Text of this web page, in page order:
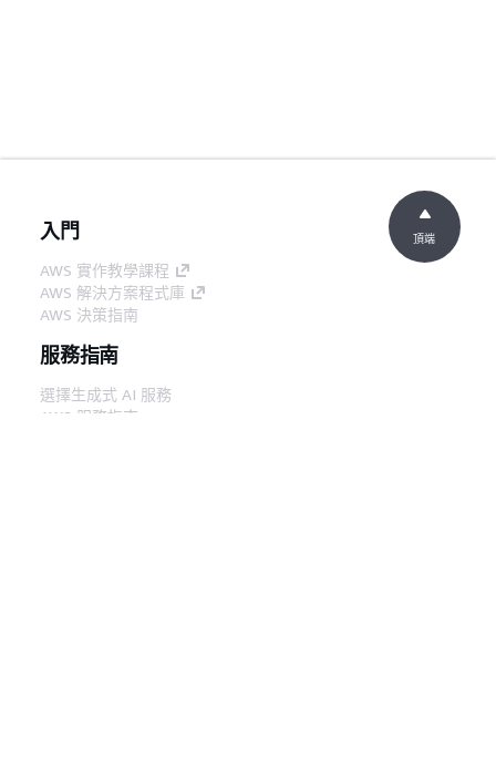
入門
AWS 實作教學課程
AWS 解決方案程式庫
AWS 決策指南
服務指南
選擇生成式 AI 服務
AWS 服務指南
頂端